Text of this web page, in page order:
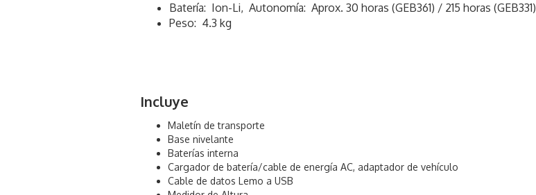
Batería: Ion-Li, Autonomía: Aprox. 30 horas (GEB361) / 215 horas (GEB331)
Peso: 4.3 kg
Incluye
Maletín de transporte
Base nivelante
Baterías interna
Cargador de batería/cable de energía AC, adaptador de vehículo
Cable de datos Lemo a USB